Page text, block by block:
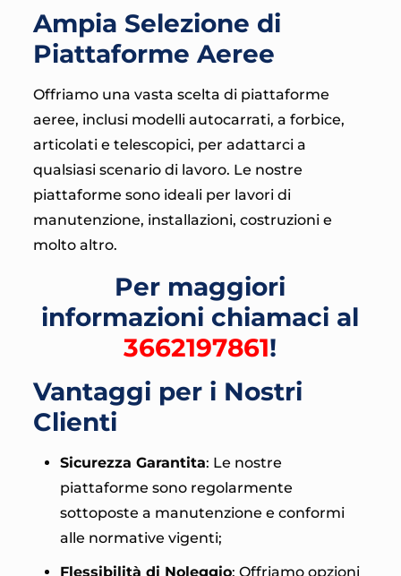
Ampia Selezione di
Piattaforme Aeree
Offriamo una vasta scelta di piattaforme
aeree, inclusi modelli autocarrati, a forbice,
articolati e telescopici, per adattarci a
qualsiasi scenario di lavoro. Le nostre
piattaforme sono ideali per lavori di
manutenzione, installazioni, costruzioni e
molto altro.
Per maggiori
informazioni chiamaci al
3662197861!
Vantaggi per i Nostri
Clienti
Sicurezza Garantita: Le nostre
piattaforme sono regolarmente
sottoposte a manutenzione e conformi
alle normative vigenti;
Flessibilità di Noleggio: Offriamo opzioni